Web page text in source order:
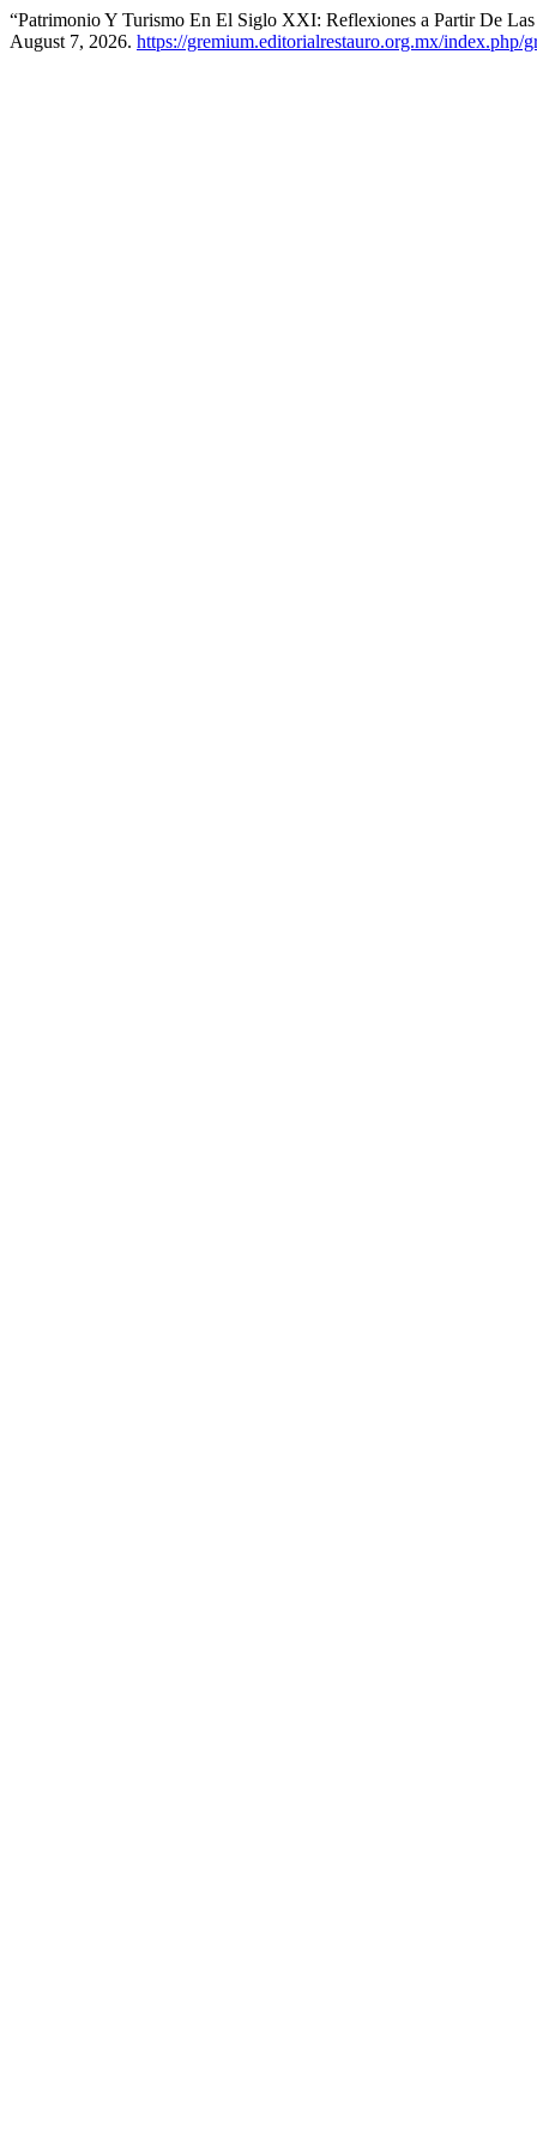
“Patrimonio Y Turismo En El Siglo XXI: Reflexiones a Partir De
August 7, 2026. https://gremium.editorialrestauro.org.mx/index.php/